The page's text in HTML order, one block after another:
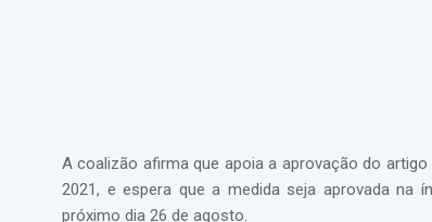
A coalizão afirma que apoia a aprovação do
2021, e espera que a medida seja aprovada na
próximo dia 26 de agosto.